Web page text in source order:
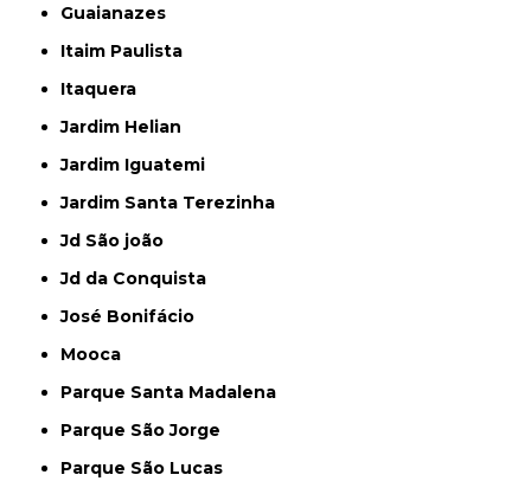
Guaianazes
Itaim Paulista
Itaquera
Jardim Helian
Jardim Iguatemi
Jardim Santa Terezinha
Jd São joão
Jd da Conquista
José Bonifácio
Mooca
Parque Santa Madalena
Parque São Jorge
Parque São Lucas